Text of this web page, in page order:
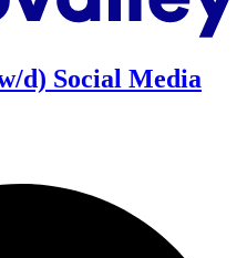
d) Social Media